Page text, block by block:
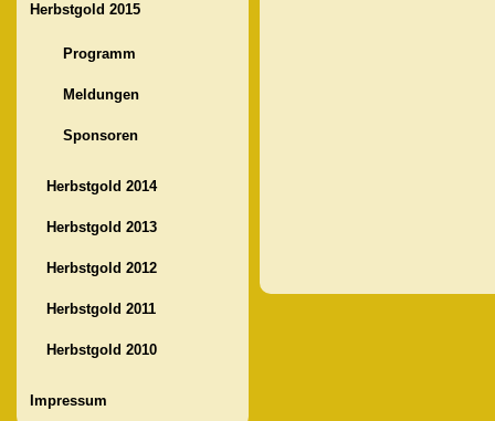
Herbstgold 2015
Programm
Meldungen
Sponsoren
Herbstgold 2014
Herbstgold 2013
Herbstgold 2012
Herbstgold 2011
Herbstgold 2010
Impressum